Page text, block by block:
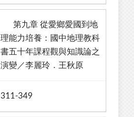
第九章 從愛鄉愛國到地
理能力培養：國中地理教科
書五十年課程觀與知識論之
演變／李麗玲．王秋原
311-349